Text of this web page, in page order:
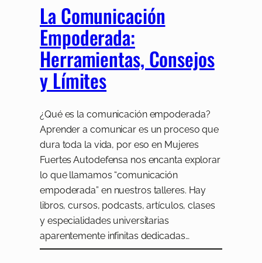
La Comunicación
Empoderada:
Herramientas, Consejos
y Límites
¿Qué es la comunicación empoderada?
Aprender a comunicar es un proceso que
dura toda la vida, por eso en Mujeres
Fuertes Autodefensa nos encanta explorar
lo que llamamos “comunicación
empoderada” en nuestros talleres. Hay
libros, cursos, podcasts, artículos, clases
y especialidades universitarias
aparentemente infinitas dedicadas…